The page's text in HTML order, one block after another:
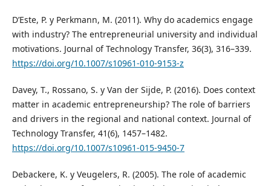
D’Este, P. y Perkmann, M. (2011). Why do academics engage
with industry? The entrepreneurial university and individual
motivations. Journal of Technology Transfer, 36(3), 316–339.
https://doi.org/10.1007/s10961-010-9153-z
Davey, T., Rossano, S. y Van der Sijde, P. (2016). Does context
matter in academic entrepreneurship? The role of barriers
and drivers in the regional and national context. Journal of
Technology Transfer, 41(6), 1457–1482.
https://doi.org/10.1007/s10961-015-9450-7
Debackere, K. y Veugelers, R. (2005). The role of academic